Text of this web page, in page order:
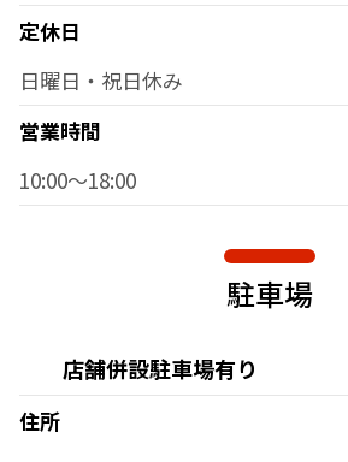
定休日
日曜日・祝日休み
営業時間
10:00～18:00
駐車場
店舗併設駐車場有り
住所